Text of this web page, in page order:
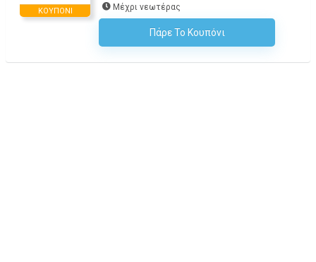
ΚΟΥΠΌΝΙ Μέχρι νεωτέρας
Πάρε Το Κουπόνι